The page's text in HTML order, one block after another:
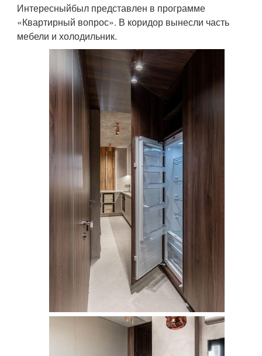
Интересныйбыл представлен в программе
«Квартирный вопрос». В коридор вынесли часть
мебели и холодильник.